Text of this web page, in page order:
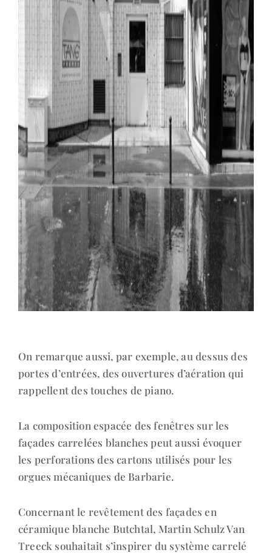
On remarque aussi, par exemple, au dessus des
portes d’entrées, des ouvertures d’aération qui
rappellent des touches de piano.
La composition espacée des fenêtres sur les
façades carrelées blanches peut aussi évoquer
les perforations des cartons utilisés pour les
orgues mécaniques de Barbarie.
Concernant le revêtement des façades en
céramique blanche Butchtal, Martin Schulz Van
Treeck souhaitait s’inspirer du système carrelé